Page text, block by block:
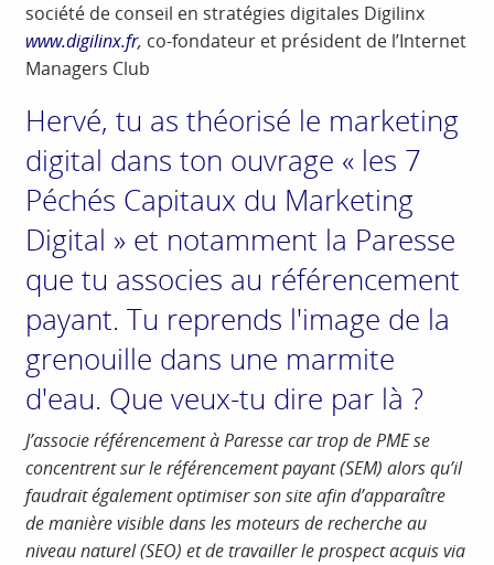
société de conseil en stratégies digitales Digilinx
www.digilinx.fr, co-fondateur et président de l’Internet
Managers Club
Hervé, tu as théorisé le marketing
digital dans ton ouvrage « les 7
Péchés Capitaux du Marketing
Digital » et notamment la Paresse
que tu associes au référencement
payant. Tu reprends l'image de la
grenouille dans une marmite
d'eau. Que veux-tu dire par là ?
J’associe référencement à Paresse car trop de PMEse
concentrent sur le référencement payant (SEM) alors qu’il
faudrait également optimiser son site afin d’apparaître
de manière visible dans les moteurs de recherche au
niveau naturel (SEO) et de travailler le prospect acquis via